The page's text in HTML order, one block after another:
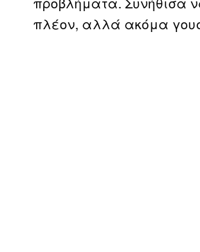
πλέον, αλλά ακόμα